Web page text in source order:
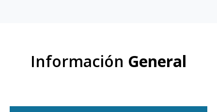
Información General